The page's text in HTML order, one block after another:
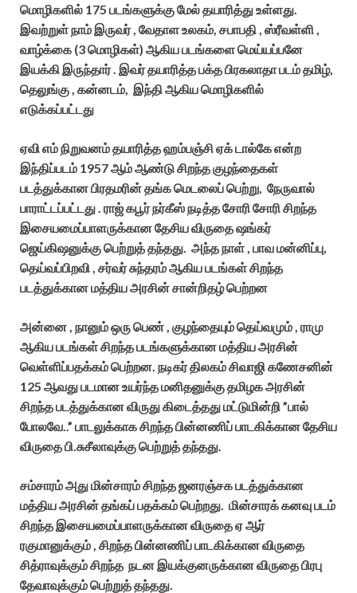
மொழிகளில் 175 படங்களுக்கு மேல் தயாரித்து உள்ளது.
இவற்றுள் நாம் இருவர் , வேதாள உலகம், சபாபதி , ஸ்ரீவள்ளி ,
வாழ்க்கை (3 மொழிகள்) ஆகிய படங்களை மெய்யப்பனே
இயக்கி இருந்தார் . இவர் தயாரித்த பக்த பிரகலாதா படம் தமிழ்,
தெலுங்கு , கன்னடம், இந்தி ஆகிய மொழிகளில்
எடுக்கப்பட்டது
ஏவி எம் நிறுவனம் தயாரித்த ஹம்பஞ்சி ஏக் டால்கே என்ற
இந்திப்படம் 1957 ஆம் ஆண்டு சிறந்த குழந்தைகள்
படத்துக்கான பிரதமரின் தங்க மெடலைப் பெற்று, நேருவால்
பாராட்டப்பட்டது . ராஜ் கபூர் நர்கீஸ் நடித்த சோரி சோரி சிறந்த
இசையமைப்பாளருக்கான தேசிய விருதை ஷங்கர்
ஜெய்கிஷனுக்கு பெற்றுத் தந்தது. அந்த நாள் , பாவ மன்னிப்பு,
தெய்வப்பிறவி , சர்வர் சுந்தரம் ஆகிய படங்கள் சிறந்த
படத்துக்கான மத்திய அரசின் சான்றிதழ் பெற்றன
அன்னை , நானும் ஒரு பெண் , குழந்தையும் தெய்வமும் , ராமு
ஆகிய படங்கள் சிறந்த படங்களுக்கான மத்திய அரசின்
வெள்ளிப்பதக்கம் பெற்றன. நடிகர் திலகம் சிவாஜி கணேசனின்
125 ஆவது படமான உயர்ந்த மனிதனுக்கு தமிழக அரசின்
சிறந்த படத்துக்கான விருது கிடைத்தது மட்டுமின்றி ”பால்
போலவே..” பாடலுக்காக சிறந்த பின்னணிப் பாடகிக்கான தேசிய
விருதை பி.சுசீலாவுக்கு பெற்றுத் தந்தது.
சம்சாரம் அது மின்சாரம் சிறந்த ஜனரஞ்சக படத்துக்கான
மத்திய அரசின் தங்கப் பதக்கம் பெற்றது. மின்சாரக் கனவு படம்
சிறந்த இசையமைப்பாளருக்கான விருதை ஏ ஆர்
ரகுமானுக்கும் , சிறந்த பின்னணிப் பாடகிக்கான விருதை
சித்ராவுக்கும் சிறந்த நடன இயக்குனருக்கான விருதை பிரபு
தேவாவுக்கும் பெற்றுத் தந்தது.